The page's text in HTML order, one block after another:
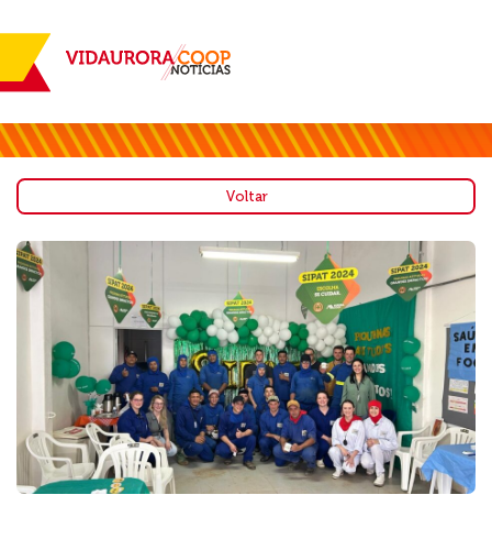
Voltar